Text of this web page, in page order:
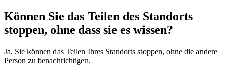
Können Sie das Teilen des Standorts
stoppen, ohne dass sie es wissen?
Ja, Sie können das Teilen Ihres Standorts stoppen, ohne die andere
Person zu benachrichtigen.